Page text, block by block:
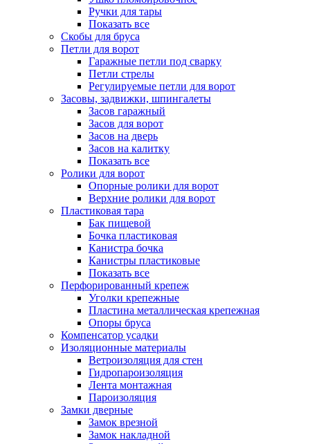
Ручки для тары
Показать все
Скобы для бруса
Петли для ворот
Гаражные петли под сварку
Петли стрелы
Регулируемые петли для ворот
Засовы, задвижки, шпингалеты
Засов гаражный
Засов для ворот
Засов на дверь
Засов на калитку
Показать все
Ролики для ворот
Опорные ролики для ворот
Верхние ролики для ворот
Пластиковая тара
Бак пищевой
Бочка пластиковая
Канистра бочка
Канистры пластиковые
Показать все
Перфорированный крепеж
Уголки крепежные
Пластина металлическая крепежная
Опоры бруса
Компенсатор усадки
Изоляционные материалы
Ветроизоляция для стен
Гидропароизоляция
Лента монтажная
Пароизоляция
Замки дверные
Замок врезной
Замок накладной